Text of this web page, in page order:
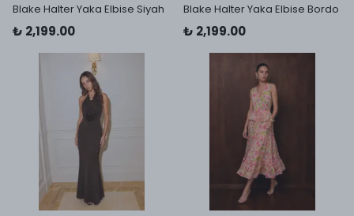
Blake Halter Yaka Elbise Siyah
₺ 2,199.00
Blake Halter Yaka Elbise Bordo
₺ 2,199.00